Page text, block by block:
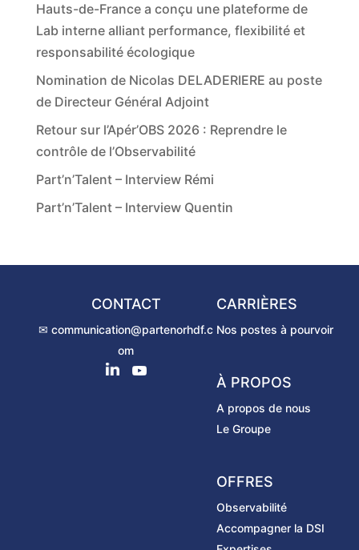
Hauts-de-France a conçu une plateforme de
Lab interne alliant performance, flexibilité et
responsabilité écologique
Nomination de Nicolas DELADERIERE au poste
de Directeur Général Adjoint
Retour sur l’Apér’OBS 2026 : Reprendre le
contrôle de l’Observabilité
Part’n’Talent – Interview Rémi
Part’n’Talent – Interview Quentin
CONTACT
✉ communication@partenorhdf.c
om
CARRIÈRES
Nos postes à pourvoir
À PROPOS
A propos de nous
Le Groupe
OFFRES
Observabilité
Accompagner la DSI